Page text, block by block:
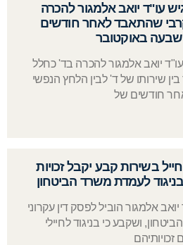
עו"ד יואב אלמגור להכרה
שהתאבד לאחר חודשים
באוקטובר
יואב אלמגור להכרה בד' כחלל
שירותו של ד' לבין הלחץ הנפשי
חודשים של
בשירות קבע יקבל זכויות
לעמדת משרד הביטחון
אלמגור הוביל לפסק דין עקרוני
ושקבע כי בניגוד לחיילי